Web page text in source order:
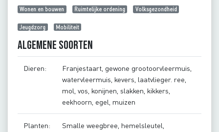
Wonen en bouwen Ruimtelijke ordening Volksgezondheid
Jeugdzorg Mobiliteit
Algemene soorten
Dieren:
Franjestaart, gewone grootoorvleermuis,
watervleermuis, kevers, laatvlieger. ree,
mol, vos, konijnen, slakken, kikkers,
eekhoorn, egel, muizen
Planten:
Smalle weegbree, hemelsleutel,